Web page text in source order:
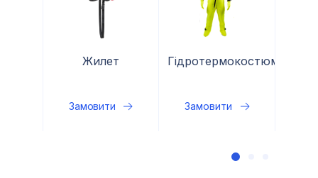
Жилет
One
Замовити
Гідротермокостюм
Замовити